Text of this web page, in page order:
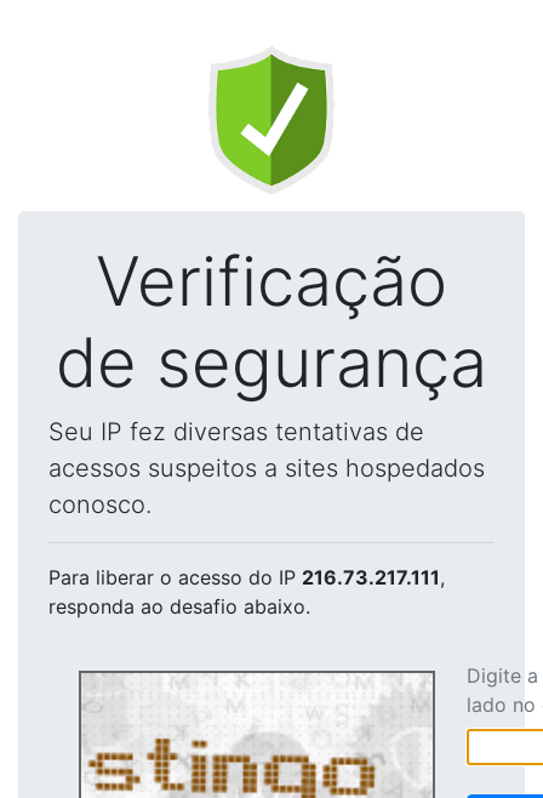
Verificação
de segurança
Seu IP fez diversas tentativas de
acessos suspeitos a sites hospedados
conosco.
Para liberar o acesso do IP 216.73.217.111,
responda ao desafio abaixo.
Digite
lado no